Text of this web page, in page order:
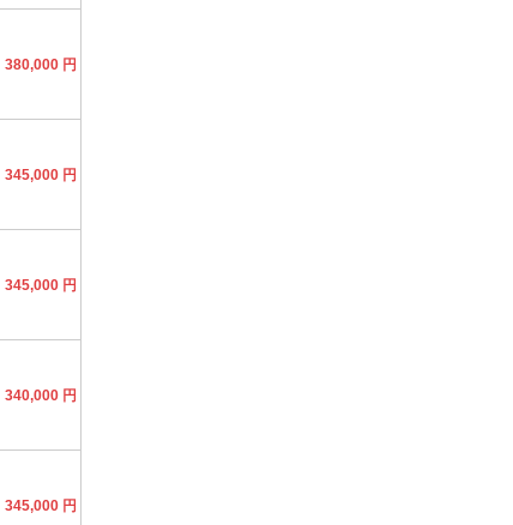
380,000 円
345,000 円
345,000 円
340,000 円
345,000 円